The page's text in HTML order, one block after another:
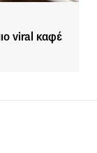
viral καφέ